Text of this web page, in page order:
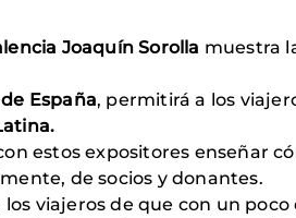
Joaquín Sorolla muestra
España, permitirá a los
estos expositores enseñar
de socios y donantes.
viajeros de que con un